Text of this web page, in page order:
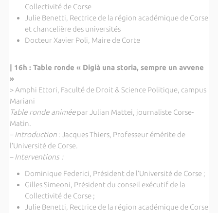
Collectivité de Corse
Julie Benetti, Rectrice de la région académique de Corse
et chancelière des universités
Docteur Xavier Poli, Maire de Corte
16h : Table ronde « Digià una storia, sempre un avvene
»
> Amphi Ettori, Faculté de Droit & Science Politique, campus
Mariani
Table ronde animéepar Julian Mattei, journaliste Corse-
Matin.
– Introduction: Jacques Thiers, Professeur émérite de
l’Université de Corse.
– Interventions :
Dominique Federici, Président de l’Université de Corse ;
Gilles Simeoni, Président du conseil exécutif de la
Collectivité de Corse ;
Julie Benetti, Rectrice de la région académique de Corse